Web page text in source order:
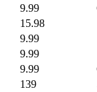
9.99
15.98
9.99
9.99
9.99
139